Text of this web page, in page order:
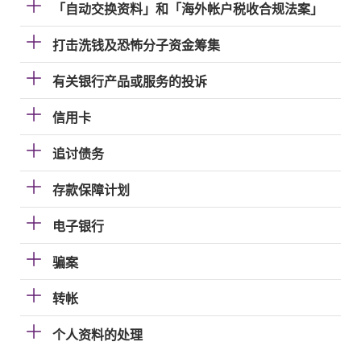
「自动交换资料」和「海外帐户税收合规法案」
打击洗钱及恐怖分子资金筹集
有关银行产品或服务的投诉
信用卡
追讨债务
存款保障计划
电子银行
骗案
转帐
个人资料的处理